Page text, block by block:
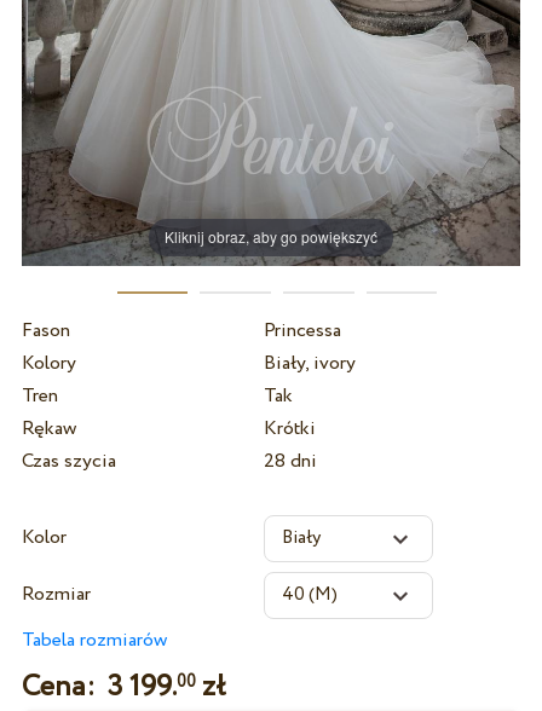
Kliknij obraz, aby go powiększyć
Fason
Princessa
Kolory
Biały, ivory
Tren
Tak
Rękaw
Krótki
Czas szycia
28 dni
Kolor
Rozmiar
Tabela rozmiarów
Cena: 3 199.00zł